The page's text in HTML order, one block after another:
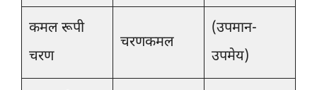
कमल रूपी
चरण
चरणकमल
(उपमान-
उपमेय)